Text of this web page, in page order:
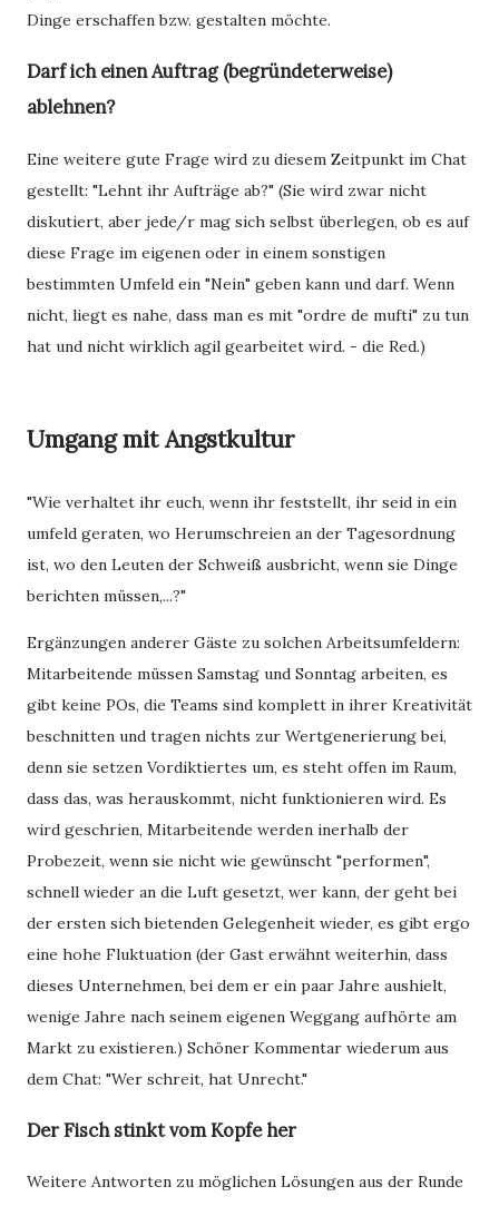
Dinge erschaffen bzw. gestalten möchte.
Darf ich einen Auftrag (begründeterweise)
ablehnen?
Eine weitere gute Frage wird zu diesem Zeitpunkt im Chat
gestellt: "Lehnt ihr Aufträge ab?" (Sie wird zwar nicht
diskutiert, aber jede/r mag sich selbst überlegen, ob es auf
diese Frage im eigenen oder in einem sonstigen
bestimmten Umfeld ein "Nein" geben kann und darf. Wenn
nicht, liegt es nahe, dass man es mit "ordre de mufti" zu tun
hat und nicht wirklich agil gearbeitet wird. - die Red.)
Umgang mit Angstkultur
"Wie verhaltet ihr euch, wenn ihr feststellt, ihr seid in ein
umfeld geraten, wo Herumschreien an der Tagesordnung
ist, wo den Leuten der Schweiß ausbricht, wenn sie Dinge
berichten müssen,...?"
Ergänzungen anderer Gäste zu solchen Arbeitsumfeldern:
Mitarbeitende müssen Samstag und Sonntag arbeiten, es
gibt keine POs, die Teams sind komplett in ihrer Kreativität
beschnitten und tragen nichts zur Wertgenerierung bei,
denn sie setzen Vordiktiertes um, es steht offen im Raum,
dass das, was herauskommt, nicht funktionieren wird. Es
wird geschrien, Mitarbeitende werden inerhalb der
Probezeit, wenn sie nicht wie gewünscht "performen",
schnell wieder an die Luft gesetzt, wer kann, der geht bei
der ersten sich bietenden Gelegenheit wieder, es gibt ergo
eine hohe Fluktuation (der Gast erwähnt weiterhin, dass
dieses Unternehmen, bei dem er ein paar Jahre aushielt,
wenige Jahre nach seinem eigenen Weggang aufhörte am
Markt zu existieren.) Schöner Kommentar wiederum aus
dem Chat: "Wer schreit, hat Unrecht."
Der Fisch stinkt vom Kopfe her
Weitere Antworten zu möglichen Lösungen aus der Runde